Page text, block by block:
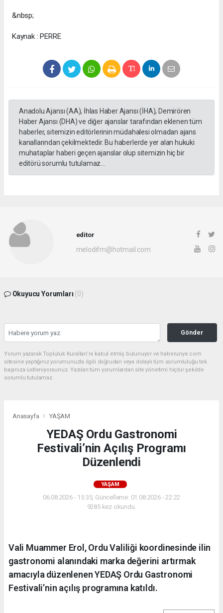
&nbsp;
Kaynak : PERRE
Anadolu Ajansı (AA), İhlas Haber Ajansı (İHA), Demirören
Haber Ajansı (DHA) ve diğer ajanslar tarafından eklenen tüm
haberler, sitemizin editörlerinin müdahalesi olmadan ajans
kanallarından çekilmektedir. Bu haberlerde yer alan hukuki
muhataplar haberi geçen ajanslar olup sitemizin hiç bir
editörü sorumlu tutulamaz...
editor
melodifm@hotmail.com
Okuyucu Yorumları (0)
Gönder
Yorum yazarak Topluluk Kuralları’nı kabul etmiş bulunuyor ve haberunye.com
sitesine yaptığınız yorumunuzla ilgili doğrudan veya dolaylı tüm sorumluluğu tek
başınıza üstleniyorsunuz. Yazılan tüm yorumlardan site yönetimi hiçbir şekilde
sorumlu tutulamaz.
Anasayfa YAŞAM
YEDAŞ Ordu Gastronomi
Festivali’nin Açılış Programı
Düzenlendi
YAŞAM
06.08.2026 - 15:35, Güncelleme: 01.08.2026 - 22:22
9285 kez okundu.
Vali Muammer Erol, Ordu Valiliği koordinesinde ilin
gastronomi alanındaki marka değerini artırmak
amacıyla düzenlenen YEDAŞ Ordu Gastronomi
Festivali’nin açılış programına katıldı.